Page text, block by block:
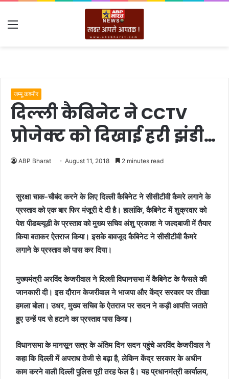
Menu
जम्मू कश्मीर
दिल्ली कैबिनेट ने CCTV
प्रोजेक्ट को दिखाई हरी झंडी…
ABP Bharat August 11, 2018 2 minutes read
सुरक्षा चाक-चौबंद करने के लिए दिल्ली कैबिनेट ने सीसीटीवी कैमरे लगाने के
प्रस्ताव को एक बार फिर मंजूरी दे दी है। हालांकि, कैबिनेट में शुक्रवार को
पेश पीडब्ल्यूडी के प्रस्ताव को मुख्य सचिव अंशु प्रकाश ने जल्दबाजी में तैयार
किया बताकर ऐतराज किया। इसके बावजूद कैबिनेट ने सीसीटीवी कैमरे
लगाने के प्रस्ताव को पास कर दिया।
मुख्यमंत्री अरविंद केजरीवाल ने दिल्ली विधानसभा में कैबिनेट के फैसले की
जानकारी दी। इस दौरान केजरीवाल ने भाजपा और केंद्र सरकार पर तीखा
हमला बोला। उधर, मुख्य सचिव के ऐतराज पर सदन ने कड़ी आपत्ति जताते
हुए उन्हें पद से हटाने का प्रस्ताव पास किया।
विधानसभा के मानसून सत्र के अंतिम दिन सदन पहुंचे अरविंद केजरीवाल ने
कहा कि दिल्ली में अपराध तेजी से बढ़ा है, लेकिन केंद्र सरकार के अधीन
काम करने वाली दिल्ली पुलिस पूरी तरह फेल है। यह प्रधानमंत्री कार्यालय,